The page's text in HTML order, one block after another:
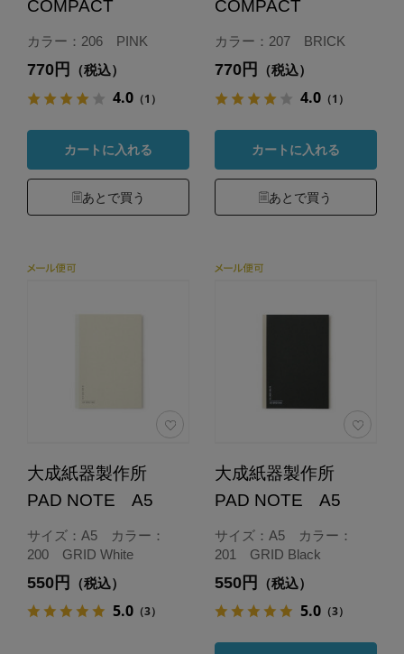
COMPACT
カラー：206 PINK
770円 （税込）
4.0（1）
カートに入れる
あとで買う
COMPACT
カラー：207 BRICK
770円 （税込）
4.0（1）
カートに入れる
あとで買う
大成紙器製作所
PAD NOTE A5
サイズ：A5 カラー：
200 GRID White
550円 （税込）
5.0（3）
大成紙器製作所
PAD NOTE A5
サイズ：A5 カラー：
201 GRID Black
550円 （税込）
5.0（3）